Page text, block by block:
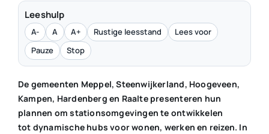
Leeshulp
A- A A+ Rustige leesstand
Lees voor
Pauze
Stop
De gemeenten Meppel, Steenwijkerland, Hoogeveen,
Kampen, Hardenberg en Raalte presenteren hun
plannen om stationsomgevingen te ontwikkelen
tot dynamische hubs voor wonen, werken en reizen. In